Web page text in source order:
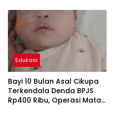
RSCM
Edukasi
Bayi 10 Bulan Asal Cikupa
Terkendala Denda BPJS
Rp400 Ribu, Operasi Mata